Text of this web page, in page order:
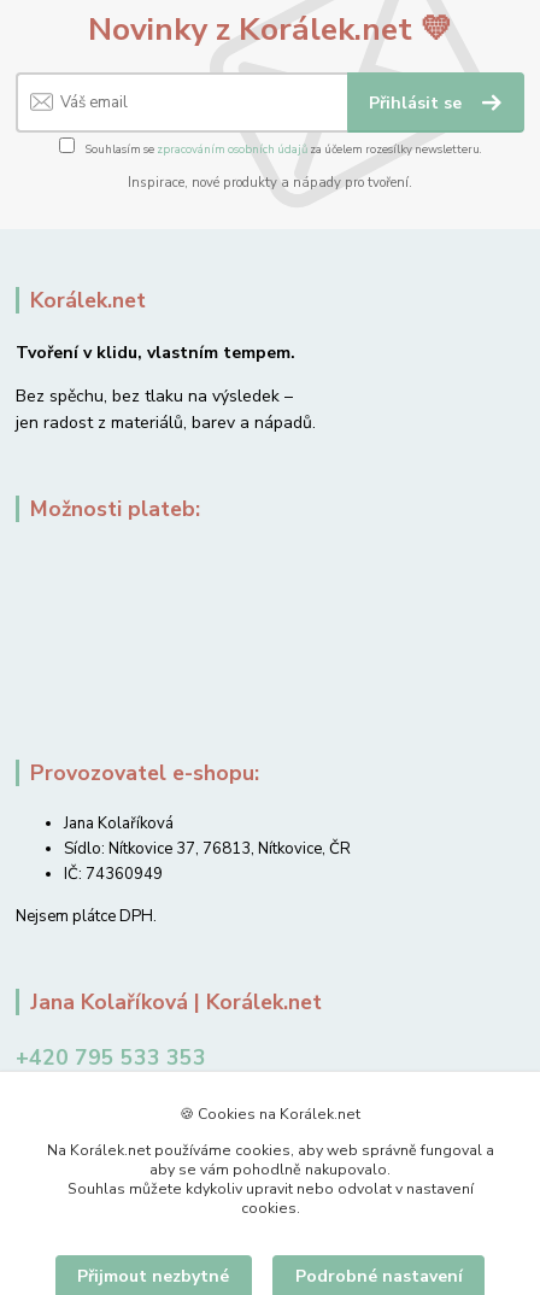
Novinky z Korálek.net 💛
Přihlásit se
Souhlasím se zpracováním osobních údajůza účelem rozesílky newsletteru.
Inspirace, nové produkty a nápady pro tvoření.
Korálek.net
Tvoření v klidu, vlastním tempem.
Bez spěchu, bez tlaku na výsledek –
jen radost z materiálů, barev a nápadů.
Možnosti plateb:
Provozovatel e-shopu:
Jana Kolaříková
Sídlo: Nítkovice 37, 76813, Nítkovice, ČR
IČ: 74360949
Nejsem plátce DPH.
Jana Kolaříková | Korálek.net
+420 795 533 353
🍪 Cookies na Korálek.net
Na Korálek.net používáme cookies, aby web správně fungoval a
aby se vám pohodlně nakupovalo.
Souhlas můžete kdykoliv upravit nebo odvolat v nastavení
cookies.
Přijmout nezbytné Podrobné nastavení